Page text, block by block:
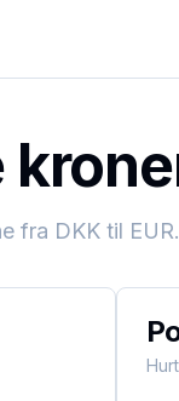
fra DKK til EUR.